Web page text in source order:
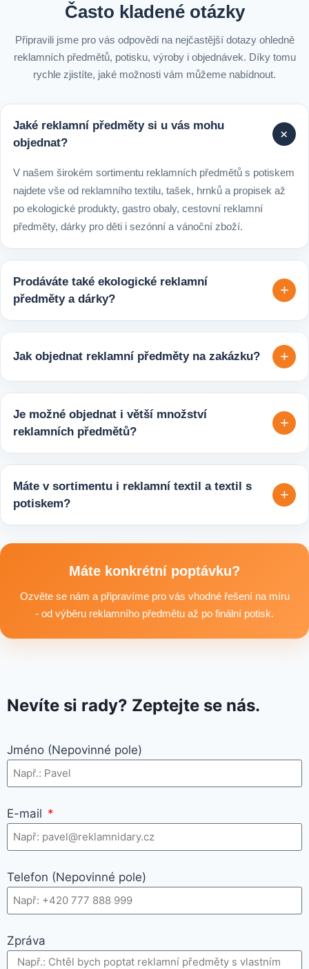
Často kladené otázky
Připravili jsme pro vás odpovědi na nejčastější dotazy ohledně
reklamních předmětů, potisku, výroby i objednávek. Díky tomu
rychle zjistíte, jaké možnosti vám můžeme nabídnout.
Jaké reklamní předměty si u vás mohu
objednat?
+
V našem širokém sortimentu reklamních předmětů s potiskem
najdete vše od reklamního textilu, tašek, hrnků a propisek až
po ekologické produkty, gastro obaly, cestovní reklamní
předměty, dárky pro děti i sezónní a vánoční zboží.
Prodáváte také ekologické reklamní
předměty a dárky?
+
reklamních předmětů. K dispozici jsou i ekologicky udržitelné
varianty, které jsou vhodné pro firmy, jež chtějí spojit svojí
propagaci s odpovědným přístupem k životnímu prostředí.
Jak objednat reklamní předměty na zakázku? +
počtem kusů a představou o potisku. Následně si s vámi
upřesníme doplňující detaily, doporučíme vhodné varianty
Je možné objednat i větší množství
reklamních předmětů?
+
tisíců kusů pro firmy, eventy, gastro provozy nebo dlouhodobé
reklamní kampaně. Připravíme ideální řešení podle rozpočtu,
Máte v sortimentu i reklamní textil a textil s
potiskem?
+
textilní produkty vhodné pro branding, promo akce i firemní
Máte konkrétní poptávku?
Ozvěte se nám a připravíme pro vás vhodné řešení na míru
- od výběru reklamního předmětu až po finální potisk.
Nevíte si rady? Zeptejte se nás.
Jméno (Nepovinné pole)
E-mail
Telefon (Nepovinné pole)
Zpráva